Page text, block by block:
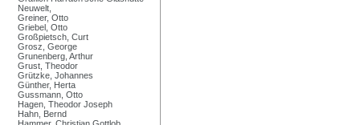
Neuwelt,
Greiner, Otto
Griebel, Otto
Großpietsch, Curt
Grosz, George
Grunenberg, Arthur
Grust, Theodor
Grützke, Johannes
Günther, Herta
Gussmann, Otto
Hagen, Theodor Joseph
Hahn, Bernd